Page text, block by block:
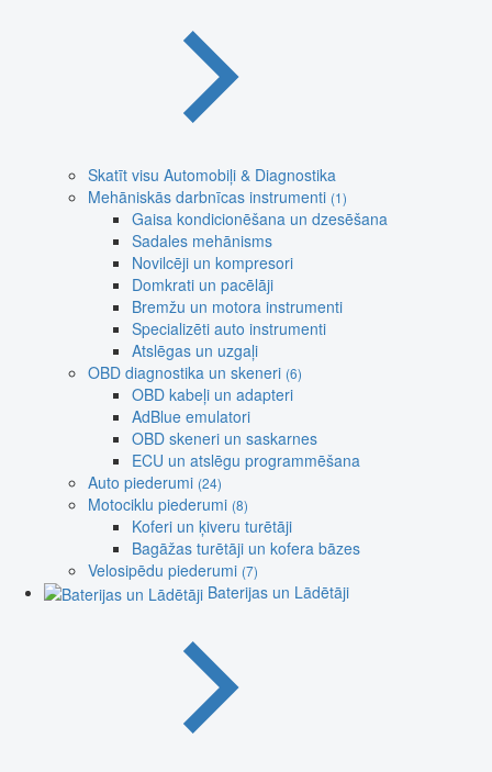
Skatīt visu Automobiļi & Diagnostika
Mehāniskās darbnīcas instrumenti (1)
Gaisa kondicionēšana un dzesēšana
Sadales mehānisms
Novilcēji un kompresori
Domkrati un pacēlāji
Bremžu un motora instrumenti
Specializēti auto instrumenti
Atslēgas un uzgaļi
OBD diagnostika un skeneri (6)
OBD kabeļi un adapteri
AdBlue emulatori
OBD skeneri un saskarnes
ECU un atslēgu programmēšana
Auto piederumi (24)
Motociklu piederumi (8)
Koferi un ķiveru turētāji
Bagāžas turētāji un kofera bāzes
Velosipēdu piederumi (7)
Baterijas un Lādētāji